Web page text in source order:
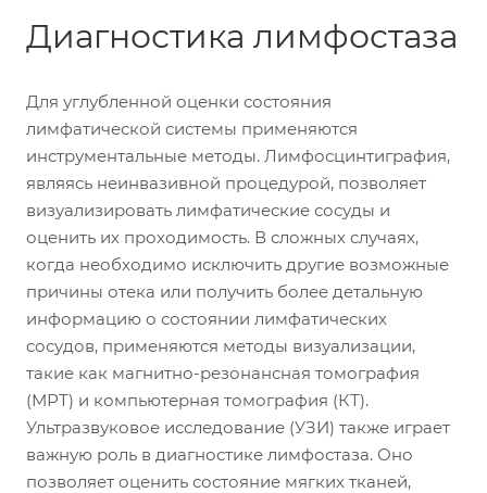
Диагностика лимфостаза
Для углубленной оценки состояния
лимфатической системы применяются
инструментальные методы. Лимфосцинтиграфия,
являясь неинвазивной процедурой, позволяет
визуализировать лимфатические сосуды и
оценить их проходимость. В сложных случаях,
когда необходимо исключить другие возможные
причины отека или получить более детальную
информацию о состоянии лимфатических
сосудов, применяются методы визуализации,
такие как магнитно-резонансная томография
(МРТ) и компьютерная томография (КТ).
Ультразвуковое исследование (УЗИ) также играет
важную роль в диагностике лимфостаза. Оно
позволяет оценить состояние мягких тканей,